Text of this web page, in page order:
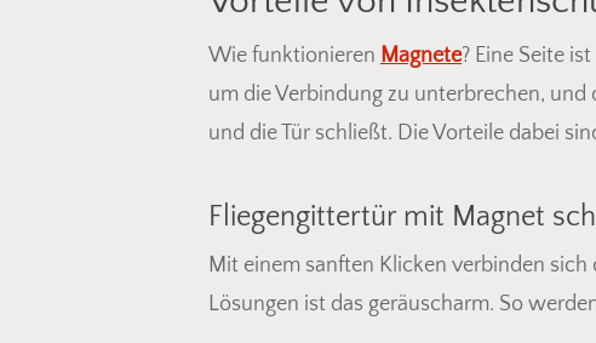
Wie funktionieren Magnete? Eine Seite
um die Verbindung zu unterbrechen, und
und die Tür schließt. Die Vorteile dabei
Fliegengittertür mit Magnet
Mit einem sanften Klicken verbinden
Lösungen ist das geräuscharm. So